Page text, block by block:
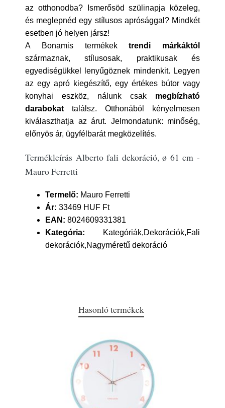
az otthonodba? Ismerősöd szülinapja közeleg,
és meglepnéd egy stílusos aprósággal? Mindkét
esetben jó helyen jársz!
A Bonamis termékektrendi márkáktól
származnak, stílusosak, praktikusak és
egyediségükkel lenyűgöznek mindenkit. Legyen
az egy apró kiegészítő, egy értékes bútor vagy
konyhai eszköz, nálunk csak megbízható
darabokat találsz. Otthonából kényelmesen
kiválaszthatja az árut. Jelmondatunk: minőség,
előnyös ár, ügyfélbarát megközelítés.
Termékleírás Alberto fali dekoráció, ø 61 cm -
Mauro Ferretti
Termelő: Mauro Ferretti
Ár: 33469 HUF Ft
EAN: 8024609331381
Kategória: Kategóriák,Dekorációk,Fali
dekorációk,Nagyméretű dekoráció
Hasonló termékek